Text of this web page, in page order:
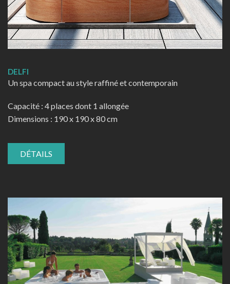
DELFI
Un spa compact au style raffiné et contemporain
Capacité : 4 places dont 1 allongée
Dimensions : 190 x 190 x 80 cm
DÉTAILS